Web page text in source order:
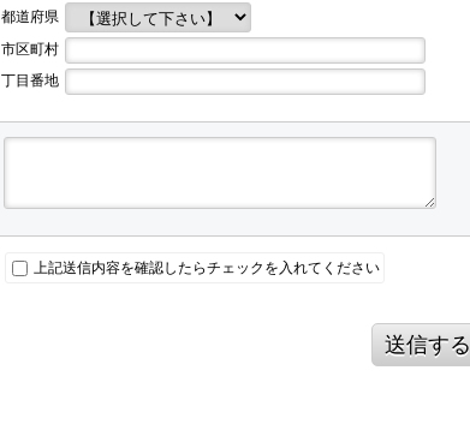
都道府県
市区町村
丁目番地
上記送信内容を確認したらチェックを入れてください
送信する